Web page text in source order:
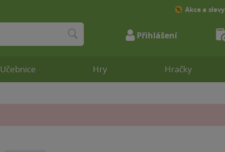
Učebnice Hry Hračky
Akce a slevy
Přihlášení